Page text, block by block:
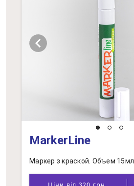
chevron_left
MarkerLine
Маркер з краской. Объем 15мл.